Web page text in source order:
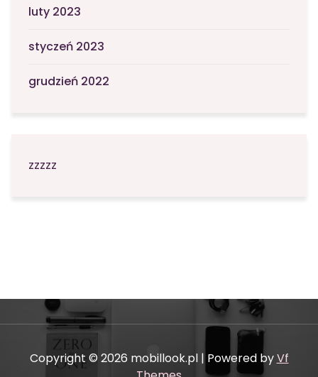
luty 2023
styczeń 2023
grudzień 2022
zzzzz
Copyright © 2026 mobillook.pl | Powered byVf